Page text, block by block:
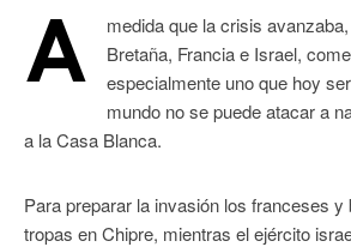
A
medida que la crisis
Bretaña, Francia e Israel,
especialmente uno que hoy
mundo no se puede atacar a
a la Casa Blanca.
Para preparar la invasión los franceses
tropas en Chipre, mientras el ejército